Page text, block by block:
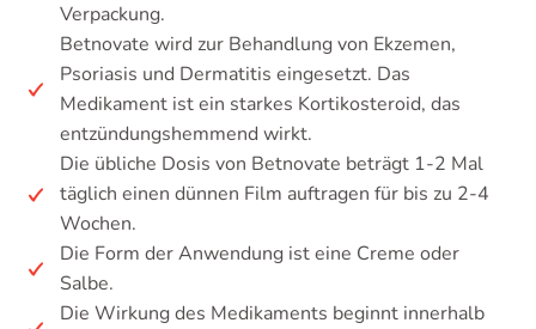
Verpackung.
Betnovate wird zur Behandlung von Ekzemen,
Psoriasis und Dermatitis eingesetzt. Das
Medikament ist ein starkes Kortikosteroid, das
entzündungshemmend wirkt.
Die übliche Dosis von Betnovate beträgt 1-2 Mal
täglich einen dünnen Film auftragen für bis zu 2-4
Wochen.
Die Form der Anwendung ist eine Creme oder
Salbe.
Die Wirkung des Medikaments beginnt innerhalb